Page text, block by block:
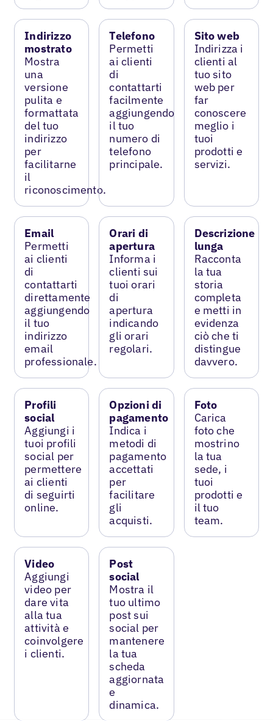
Indirizzo
mostrato
Mostra
una
versione
pulita e
formattata
del tuo
indirizzo
per
facilitarne
il
riconoscimento.
Telefono
Permetti
ai clienti
di
contattarti
facilmente
aggiungendo
il tuo
numero di
telefono
principale.
Sito web
Indirizza i
clienti al
tuo sito
web per
far
conoscere
meglio i
tuoi
prodotti e
servizi.
Email
Permetti
ai clienti
di
contattarti
direttamente
aggiungendo
il tuo
indirizzo
email
professionale.
Orari di
apertura
Informa i
clienti sui
tuoi orari
di
apertura
indicando
gli orari
regolari.
Descrizione
lunga
Racconta
la tua
storia
completa
e metti in
evidenza
ciò che ti
distingue
davvero.
Profili
social
Aggiungi i
tuoi profili
social per
permettere
ai clienti
di seguirti
online.
Opzioni di
pagamento
Indica i
metodi di
pagamento
accettati
per
facilitare
gli
acquisti.
Foto
Carica
foto che
mostrino
la tua
sede, i
tuoi
prodotti e
il tuo
team.
Video
Aggiungi
video per
dare vita
alla tua
attività e
coinvolgere
i clienti.
Post
social
Mostra il
tuo ultimo
post sui
social per
mantenere
la tua
scheda
aggiornata
e
dinamica.